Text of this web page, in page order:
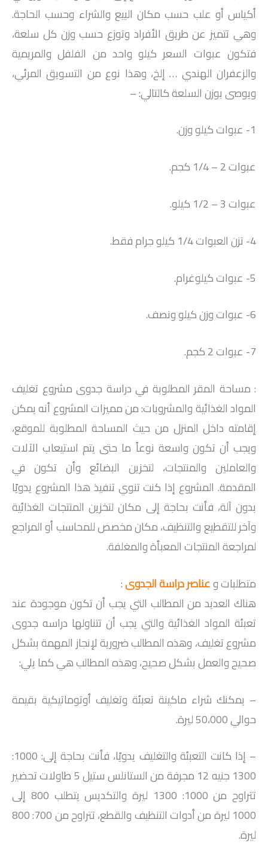
أكياس أو علب حسب مكان البيع والشراء وحسب الحاجة.
وهي تتميز عن طريق الأفراد وتوزع حسب وزن كل سلعة،
فتكون عبوات السعر كيلو واحد من الفلفل والمريمية
والزعفران الهندي … إلخ، وهذا نوع من التسويق المرئي،
ويوصى بوزن السلعة كالتالي: –
1- عبوات كيلو وزن.
عبوات 2 – 1/4 كجم.
عبوات 3 – 1/2 كيلو.
4- تزن العبوات 1/4 كيلو جرام فقط.
5- عبوات كيلوغرام.
6- عبوات وزن كيلو ونصف.
7- عبوات 2 كجم.
: مساحة المقر المطلوبة في دراسة جدوى مشروع تغليف
المواد الغذائية والمشروبات: من مميزات المشروع أنه يمكن
إقامته داخل المنزل من حيث المساحة المطلوبة للموقع،
ويجب أن تكون واسعة نوعاً ما حتى يتم استيعاب الآلات
والعاملين والمنتجات، لتخزين البضائع وأن تكون في
المقدمة. المشروع إذا كنت تنوي تنفيذ هذا المشروع يدويًا
بدون آلة، فأنت بحاجة إلى مكان لتخزين المنتجات الغذائية
وآخر للتقطيع والتنظيف، مكان مخصص للمحاسب أو المراجع
لمراجعة المنتجات المعبأة والمغلفة.
متطلبات وعناصر دراسة الجدوى:
هناك العديد من المطالب التي يجب أن تكون موجودة عند
تعبئة المواد الغذائية والتي يجب أن تتناولها دراسه جدوى
مشروع تغليف، وهذه المطالب ضرورية لإنجاز المهمة بشكل
صحيح والعمل بشكل صحيح، وهذه المطالب هي كما يلي:
– يمكنك شراء ماكينة تعبئة وتغليف أوتوماتيكية بقيمة
حوالي 50،000 ليرة.
– إذا كانت التعبئة والتغليف يدويًا، فأنت بحاجة إلى: 1000:
1300 جنيه 12 مجرفة من الستانلس ستيل 5 طاولات تحضير
تتراوح من 1000: 1300 ليرة والتكديس يتطلب 800 إلى
1000 ليرة من أدوات التنظيف والقطع، تتراوح من 700: 800
ليرة.